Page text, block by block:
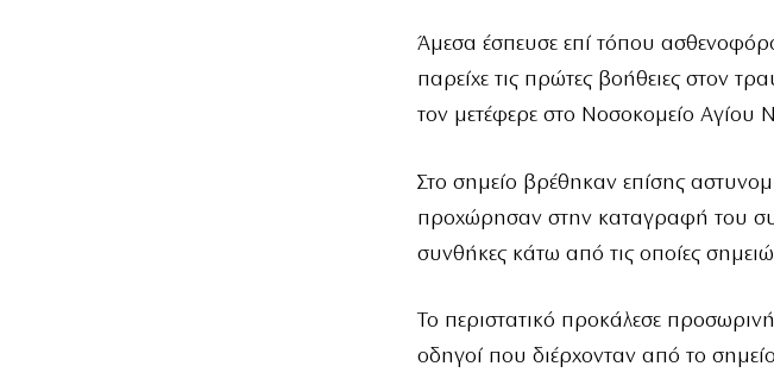
Άμεσα έσπευσε επί τόπου
παρείχε τις πρώτες βοήθειες στον
τον μετέφερε στο Νοσοκομείο Αγίου
Στο σημείο βρέθηκαν επίσης
προχώρησαν στην καταγραφή του
συνθήκες κάτω από τις οποίες
Το περιστατικό προκάλεσε
οδηγοί που διέρχονταν από το σημείο